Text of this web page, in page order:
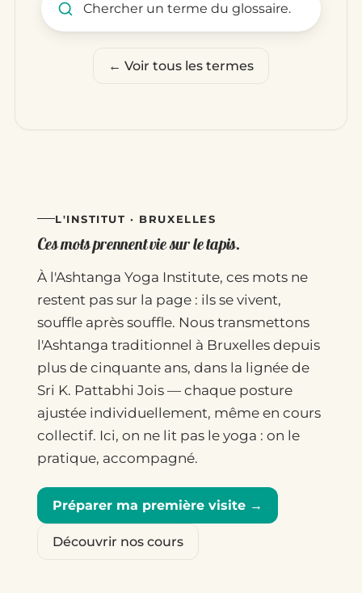
← Voir tous les termes
L'INSTITUT · BRUXELLES
Ces mots prennent vie sur le tapis.
À l'Ashtanga Yoga Institute, ces mots ne
restent pas sur la page : ils se vivent,
souffle après souffle. Nous transmettons
l'Ashtanga traditionnel à Bruxelles depuis
plus de cinquante ans, dans la lignée de
Sri K. Pattabhi Jois — chaque posture
ajustée individuellement, même en cours
collectif. Ici, on ne lit pas le yoga : on le
pratique, accompagné.
Préparer ma première visite →
Découvrir nos cours